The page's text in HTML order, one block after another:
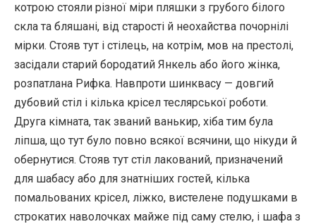
котрою стояли різної міри пляшки з грубого білого
скла та бляшані, від старості й неохайства почорнілі
мірки. Стояв тут і стілець, на котрім, мов на престолі,
засідали старий бородатий Янкель або його жінка,
розпатлана Рифка. Навпроти шинквасу — довгий
дубовий стіл і кілька крісел теслярської роботи.
Друга кімната, так званий ванькир, хіба тим була
ліпша, що тут було повно всякої всячини, що нікуди й
обернутися. Стояв тут стіл лакований, призначений
для шабасу або для знатніших гостей, кілька
помальованих крісел, ліжко, вистелене подушками в
строкатих наволочках майже під саму стелю, і шафа з